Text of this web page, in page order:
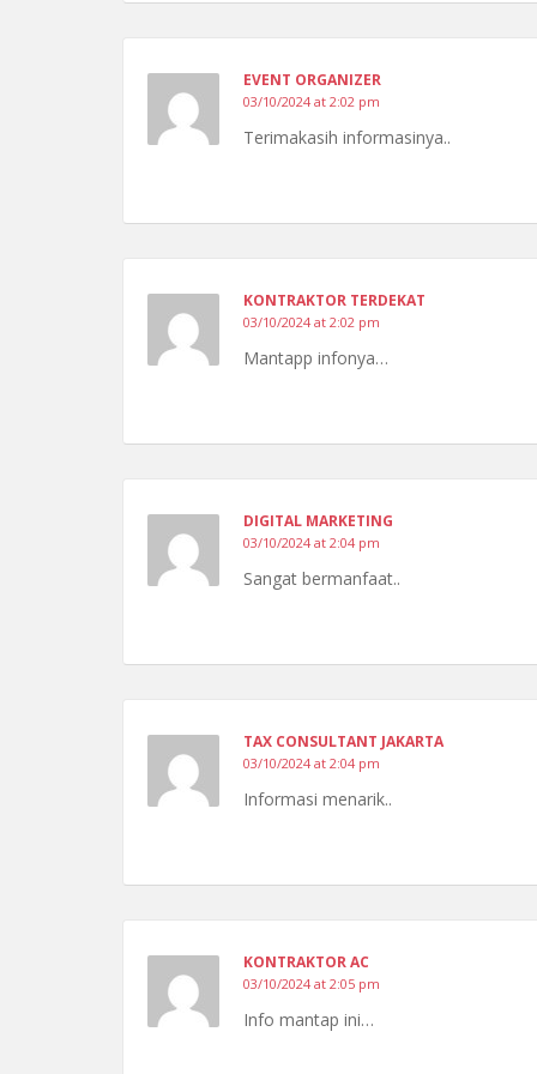
EVENT ORGANIZER
03/10/2024 at 2:02 pm
Terimakasih informasinya..
KONTRAKTOR TERDEKAT
03/10/2024 at 2:02 pm
Mantapp infonya…
DIGITAL MARKETING
03/10/2024 at 2:04 pm
Sangat bermanfaat..
TAX CONSULTANT JAKARTA
03/10/2024 at 2:04 pm
Informasi menarik..
KONTRAKTOR AC
03/10/2024 at 2:05 pm
Info mantap ini…